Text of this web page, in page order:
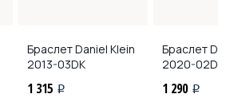
Браслет Daniel Klein
2013-03DK
1 315 i
Браслет
2020-02DK
1 290 i